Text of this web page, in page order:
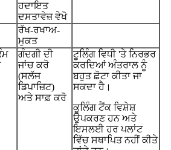
ਹਦਾਇਤ
ਦਸਤਾਵੇਜ਼ ਵੇਖੋ
ਰੱਖ-ਰਖਾਅ-
ਮੁਕਤ
ਗੰਦਗੀ ਦੀ
ਜਾਂਚ ਕਰੋ
(ਸਲੱਜ
ਡਿਪਾਜ਼ਿਟ)
ਅਤੇ ਸਾਫ਼ ਕਰੋ
ਟੂਲਿੰਗ ਵਿਧੀ 'ਤੇ ਨਿਰਭਰ
ਕਰਦਿਆਂ ਅੰਤਰਾਲ ਨੂੰ
ਬਹੁਤ ਛੋਟਾ ਕੀਤਾ ਜਾ
ਸਕਦਾ ਹੈ।
ਕੂਲਿੰਗ ਟੈਂਕ ਵਿਸ਼ੇਸ਼
ਉਪਕਰਣ ਹਨ ਅਤੇ
ਇਸਲਈ ਹਰ ਪਲਾਂਟ
ਵਿੱਚ ਸਥਾਪਿਤ ਨਹੀਂ ਕੀਤੇ